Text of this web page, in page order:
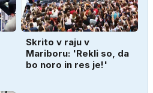
Skrito v raju v
Mariboru: 'Rekli so, da
bo noro in res je!'